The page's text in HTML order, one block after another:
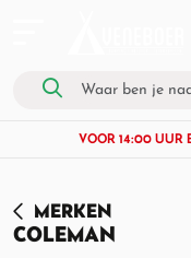
VOOR 14:00 UUR
COLEMAN
MERKEN